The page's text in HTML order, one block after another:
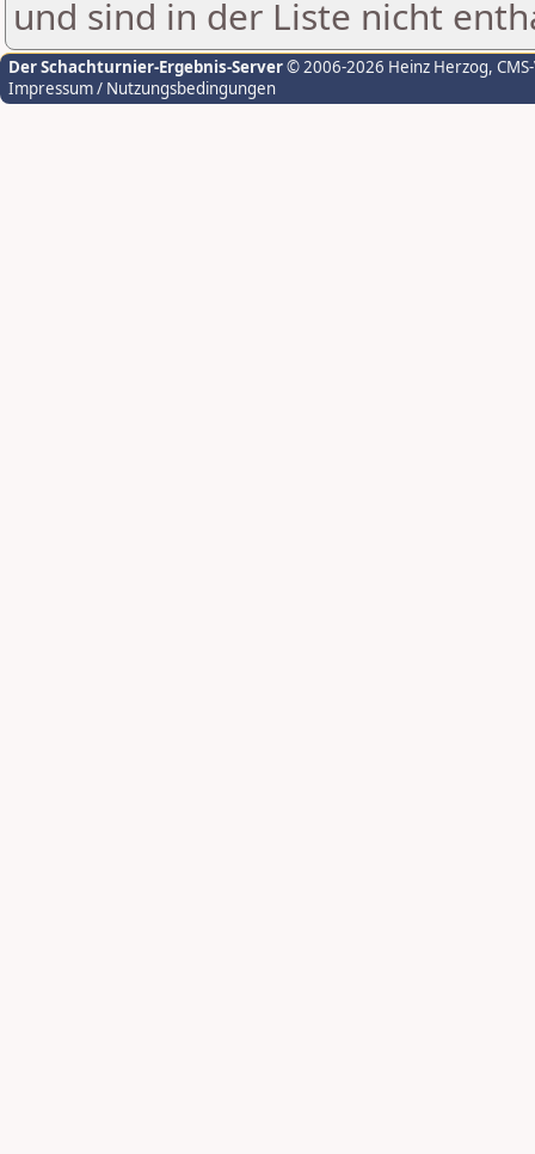
und sind in der Liste nicht
Der Schachturnier-Ergebnis-Server© 2006-2026 Heinz Herzog,
Impressum / Nutzungsbedingungen